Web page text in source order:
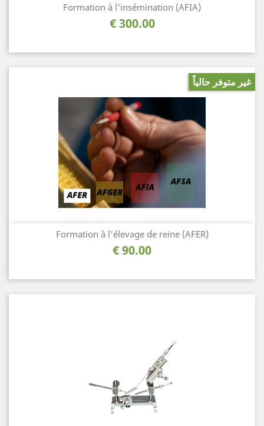
Formation à l'insémination (AFIA)
السعر
300.00 €
Formation à l'élevage de reine (AFER)
السعر
90.00 €
غير متوفر حالياً